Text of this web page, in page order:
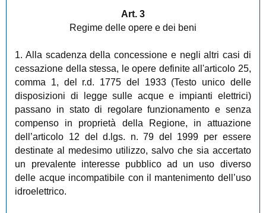
Art. 3
Regime delle opere e dei beni
1. Alla scadenza della concessione e negli altri casi di
cessazione della stessa, le opere definite all'articolo 25,
comma 1, del r.d. 1775 del 1933 (Testo unico delle
disposizioni di legge sulle acque e impianti elettrici)
passano in stato di regolare funzionamento e senza
compenso in proprietà della Regione, in attuazione
dell’articolo 12 del d.lgs. n. 79 del 1999 per essere
destinate al medesimo utilizzo, salvo che sia accertato
un prevalente interesse pubblico ad un uso diverso
delle acque incompatibile con il mantenimento dell’uso
idroelettrico.